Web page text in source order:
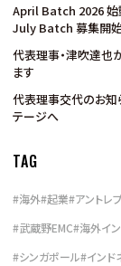
April Batch 2026 始
July Batch 募集開
代表理事・津吹達也
ます
代表理事交代のお知
テージへ
TAG
#海外#起業#アントレ
#武蔵野EMC#海外イ
#シンガポール#インド